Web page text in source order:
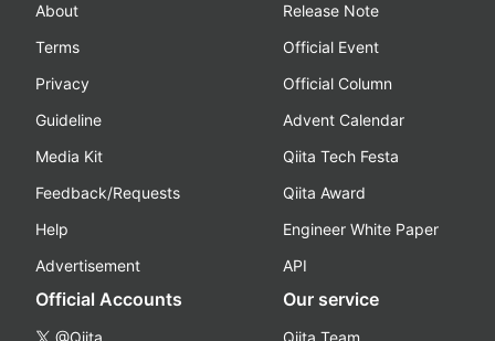
About
Terms
Privacy
Guideline
Media Kit
Feedback/Requests
Help
Advertisement
Release Note
Official Event
Official Column
Advent Calendar
Qiita Tech Festa
Qiita Award
Engineer White Paper
API
Official Accounts
@Qiita
Our service
Qiita Team